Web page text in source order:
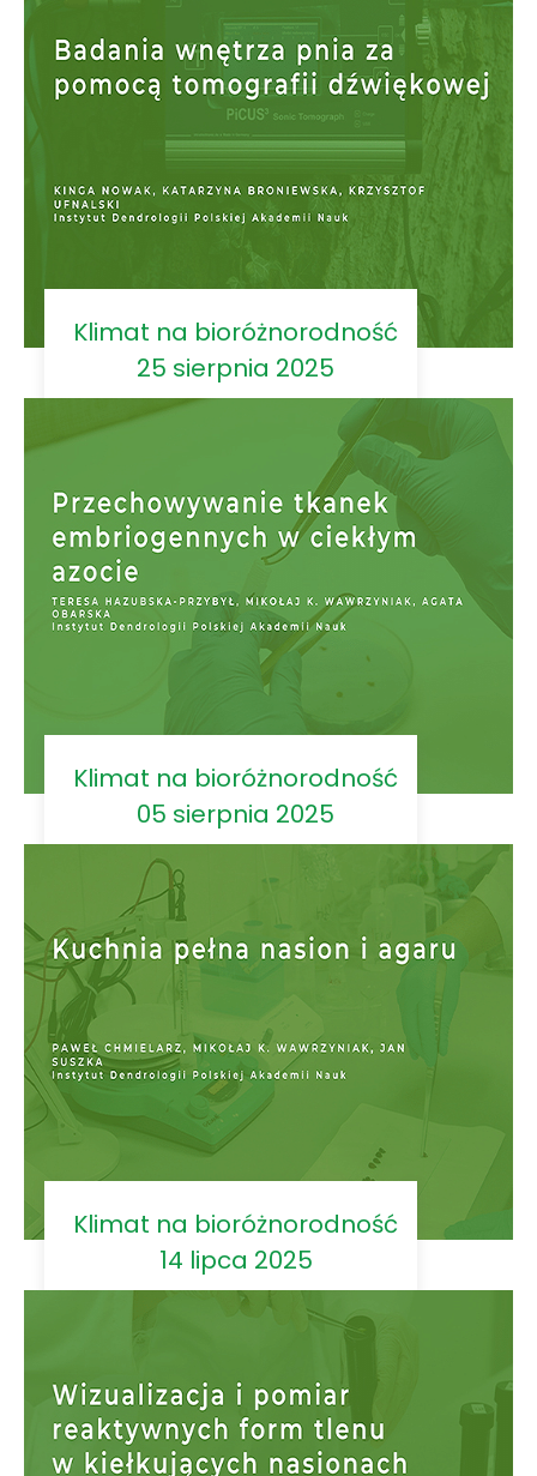
Klimat na bioróżnorodność
25 sierpnia 2025
Klimat na bioróżnorodność
05 sierpnia 2025
Klimat na bioróżnorodność
14 lipca 2025